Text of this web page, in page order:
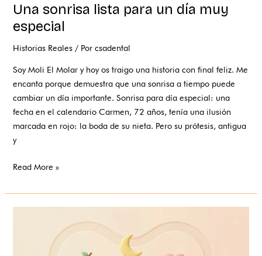
Una sonrisa lista para un día muy
especial
Historias Reales / Porcsadental
Soy Moli El Molar y hoy os traigo una historia con final feliz. Me
encanta porque demuestra que una sonrisa a tiempo puede
cambiar un día importante. Sonrisa para día especial: una
fecha en el calendario Carmen, 72 años, tenía una ilusión
marcada en rojo: la boda de su nieta. Pero su prótesis, antigua
y
Read More »
imprescindibles